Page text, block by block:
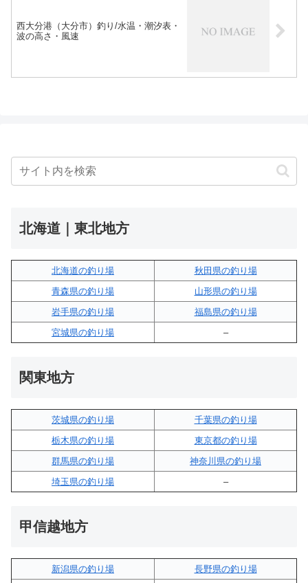
西大分港（大分市）釣り/水温・潮汐表・
波の高さ・風速
北海道｜東北地方
北海道の釣り場
秋田県の釣り場
青森県の釣り場
山形県の釣り場
岩手県の釣り場
福島県の釣り場
宮城県の釣り場
–
関東地方
茨城県の釣り場
千葉県の釣り場
栃木県の釣り場
東京都の釣り場
群馬県の釣り場
神奈川県の釣り場
埼玉県の釣り場
–
甲信越地方
新潟県の釣り場
長野県の釣り場